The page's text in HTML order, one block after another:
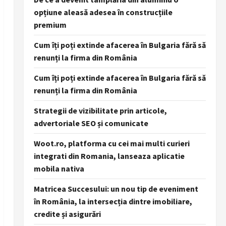
opțiune aleasă adesea în construcțiile
premium
Cum îți poți extinde afacerea în Bulgaria fără să
renunți la firma din România
Cum îți poți extinde afacerea în Bulgaria fără să
renunți la firma din România
Strategii de vizibilitate prin articole,
advertoriale SEO și comunicate
Woot.ro, platforma cu cei mai multi curieri
integrati din Romania, lanseaza aplicatie
mobila nativa
Matricea Succesului: un nou tip de eveniment
în România, la intersecția dintre imobiliare,
credite și asigurări